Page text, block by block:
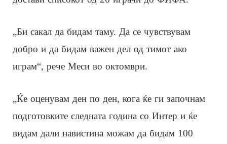
„Би сакал да бидам таму. Да се ​​чувствувам
добро и да бидам важен дел од тимот ако
играм“, рече Меси во октомври.
„Ќе оценувам ден по ден, кога ќе ги започнам
подготовките следната година со Интер и ќе
видам дали навистина можам да бидам 100